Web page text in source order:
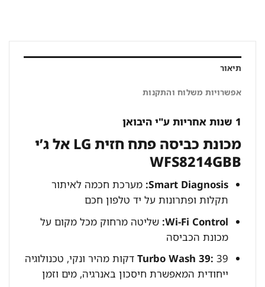
תיאור
אפשרויות משלוח והתקנות
1 שנות אחריות ע"י היבואן
מכונת כביסה פתח חזית LG אל ג’י
WFS8214GBB
Smart Diagnosis: מערכת חכמה לאיתור
תקלות ופתרונות על יד טלפון חכם
Wi-Fi Control: שליטה מרחוק מכל מקום על
מכונת הכביסה
Turbo Wash 39:39 דקות מהיר ונקי, טכנולוגיה
ייחודית המאפשרת חיסכון באנרגיה, מים וזמן